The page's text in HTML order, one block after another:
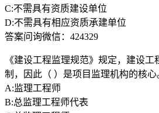
C:不需具有资质建设单位
D:不需具有相应资质承建单位
答案问询微信：424329
《建设工程监理规范》规定，建设
制，因此（ ）是项目监理机构的核心
A:监理工程师
B:总监理工程师代表